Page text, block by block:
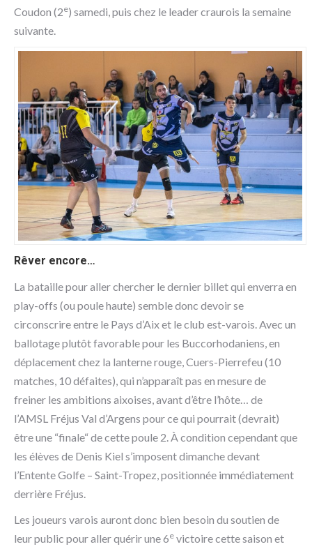
Coudon (2e) samedi, puis chez le leader craurois la semaine
suivante.
Rêver encore…
La bataille pour aller chercher le dernier billet qui enverra en
play-offs (ou poule haute) semble donc devoir se
circonscrire entre le Pays d’Aix et le club est-varois. Avec un
ballotage plutôt favorable pour les Buccorhodaniens, en
déplacement chez la lanterne rouge, Cuers-Pierrefeu (10
matches, 10 défaites), qui n’apparaît pas en mesure de
freiner les ambitions aixoises, avant d’être l’hôte… de
l’AMSL Fréjus Val d’Argens pour ce qui pourrait (devrait)
être une “finale“ de cette poule 2. À condition cependant que
les élèves de Denis Kiel s’imposent dimanche devant
l’Entente Golfe – Saint-Tropez, positionnée immédiatement
derrière Fréjus.
Les joueurs varois auront donc bien besoin du soutien de
leur public pour aller quérir une 6e victoire cette saison et